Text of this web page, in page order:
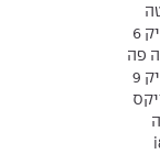
6
פה
9